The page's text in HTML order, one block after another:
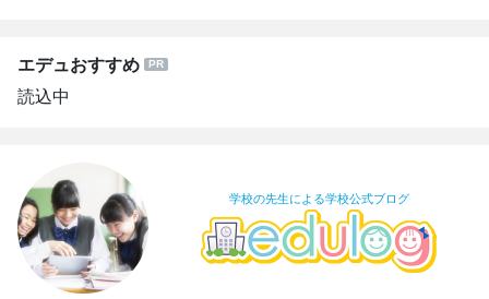
エデュおすすめ
読込中
学校の先生による学校公式ブログ